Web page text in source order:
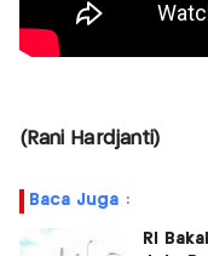
(Rani Hardjanti)
Baca Juga :
RI